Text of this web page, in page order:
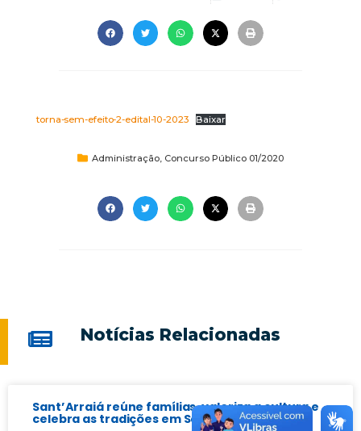
torna-sem-efeito-2-edital-10-2023 Baixar
Administração Concurso Público 01/2020
Notícias Relacionadas
Sant’Arraiá reúne famílias, valoriza a cultura e
celebra as tradições em Santa Vitória